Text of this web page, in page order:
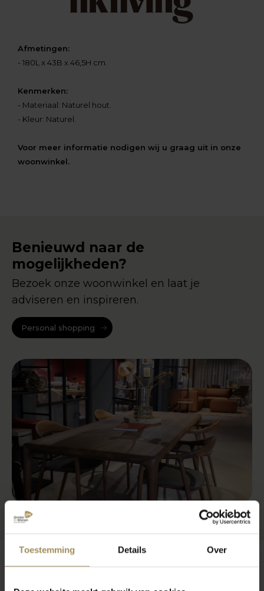
Toestemming Details Over
Afmetingen:
- 180L x 43B x 46,5H cm.
Kenmerken:
- Materiaal: Naturel hout.
- Kleur: Naturel.
Voor meer informatie nodigen wij u graag uit in onze
woonwinkel.
Benieuwd naar de
mogelijkheden?
Bezoek onze woonwinkel en laat je
adviseren en inspireren.
Personal shopping